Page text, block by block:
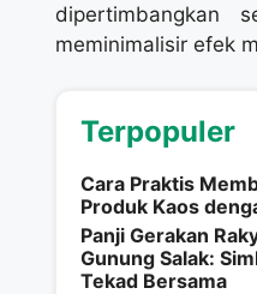
dipertimbangkan
meminimalisir efek
Terpopuler
Cara Praktis
Produk Kaos
Panji Gerakan
Gunung Salak:
Tekad Bersama